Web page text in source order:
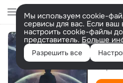
Мы используем cookie-
сервисы для вас. Если ваш
настроить cookie-файлы
представитель. Больше
Разрешить все